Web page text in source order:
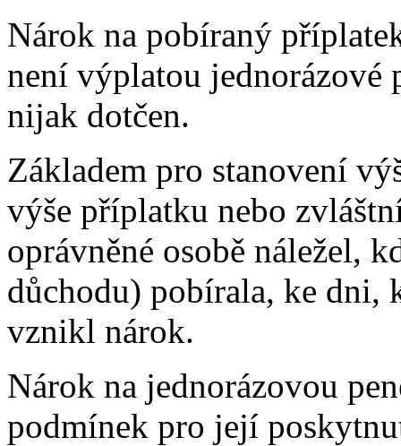
Nárok na pobíraný
není výplatou
nijak dotčen.
Základem pro stanovení
výše příplatku nebo
oprávněné osobě náležel,
důchodu) pobírala, ke dni,
vznikl nárok.
Nárok na jednorázovou
podmínek pro její